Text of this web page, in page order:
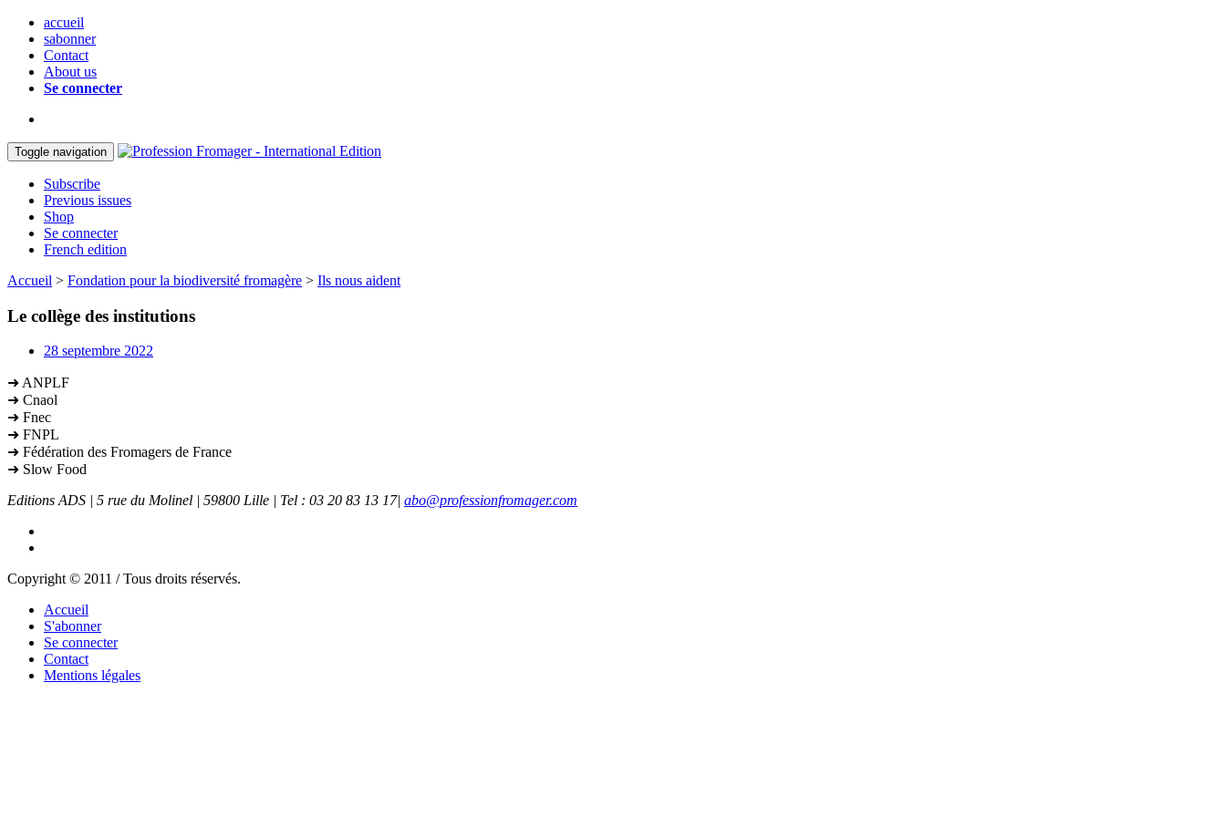
accueil
sabonner
Contact
About us
Se connecter
Toggle navigation
Subscribe
Previous issues
Shop
Se connecter
French edition
Accueil > Fondation pour la biodiversité fromagère > Ils nous aident
Le collège des institutions
28 septembre 2022
➜ ANPLF
➜ Cnaol
➜ Fnec
➜ FNPL
➜ Fédération des Fromagers de France
➜ Slow Food
Editions ADS | 5 rue du Molinel | 59800 Lille | Tel : 03 20 83 13 17| abo@professionfromager.com
Copyright © 2011 / Tous droits réservés.
Accueil
S'abonner
Se connecter
Contact
Mentions légales